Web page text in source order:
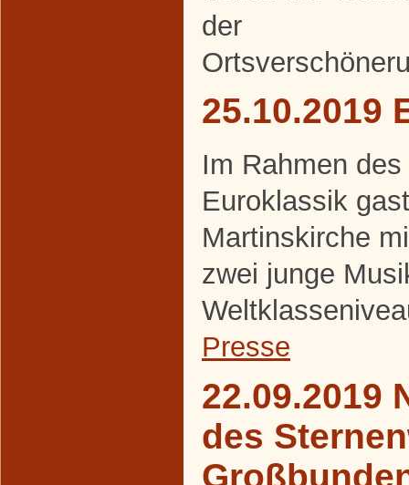
der
25.10.2019
Im Rahmen
Euroklassik
Martinskirche
zwei junge
Presse
22.09.2019
des